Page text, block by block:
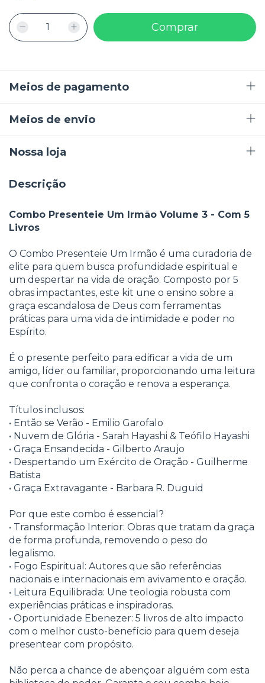
Meios de pagamento
Meios de envio
Nossa loja
Descrição
Combo Presenteie Um Irmão Volume 3 - Com 5
Livros
O Combo Presenteie Um Irmão é uma curadoria de
elite para quem busca profundidade espiritual e
um despertar na vida de oração. Composto por 5
obras impactantes, este kit une o ensino sobre a
graça escandalosa de Deus com ferramentas
práticas para uma vida de intimidade e poder no
Espírito.
É o presente perfeito para edificar a vida de um
amigo, líder ou familiar, proporcionando uma leitura
que confronta o coração e renova a esperança.
Títulos inclusos:
• Então se Verão - Emilio Garofalo
• Nuvem de Glória - Sarah Hayashi & Teófilo Hayashi
• Graça Ensandecida - Gilberto Araujo
• Despertando um Exército de Oração - Guilherme
Batista
• Graça Extravagante - Barbara R. Duguid
Por que este combo é essencial?
• Transformação Interior: Obras que tratam da graça
de forma profunda, removendo o peso do
legalismo.
• Fogo Espiritual: Autores que são referências
nacionais e internacionais em avivamento e oração.
• Leitura Equilibrada: Une teologia robusta com
experiências práticas e inspiradoras.
• Oportunidade Ebenezer: 5 livros de alto impacto
com o melhor custo-benefício para quem deseja
presentear com propósito.
Não perca a chance de abençoar alguém com esta